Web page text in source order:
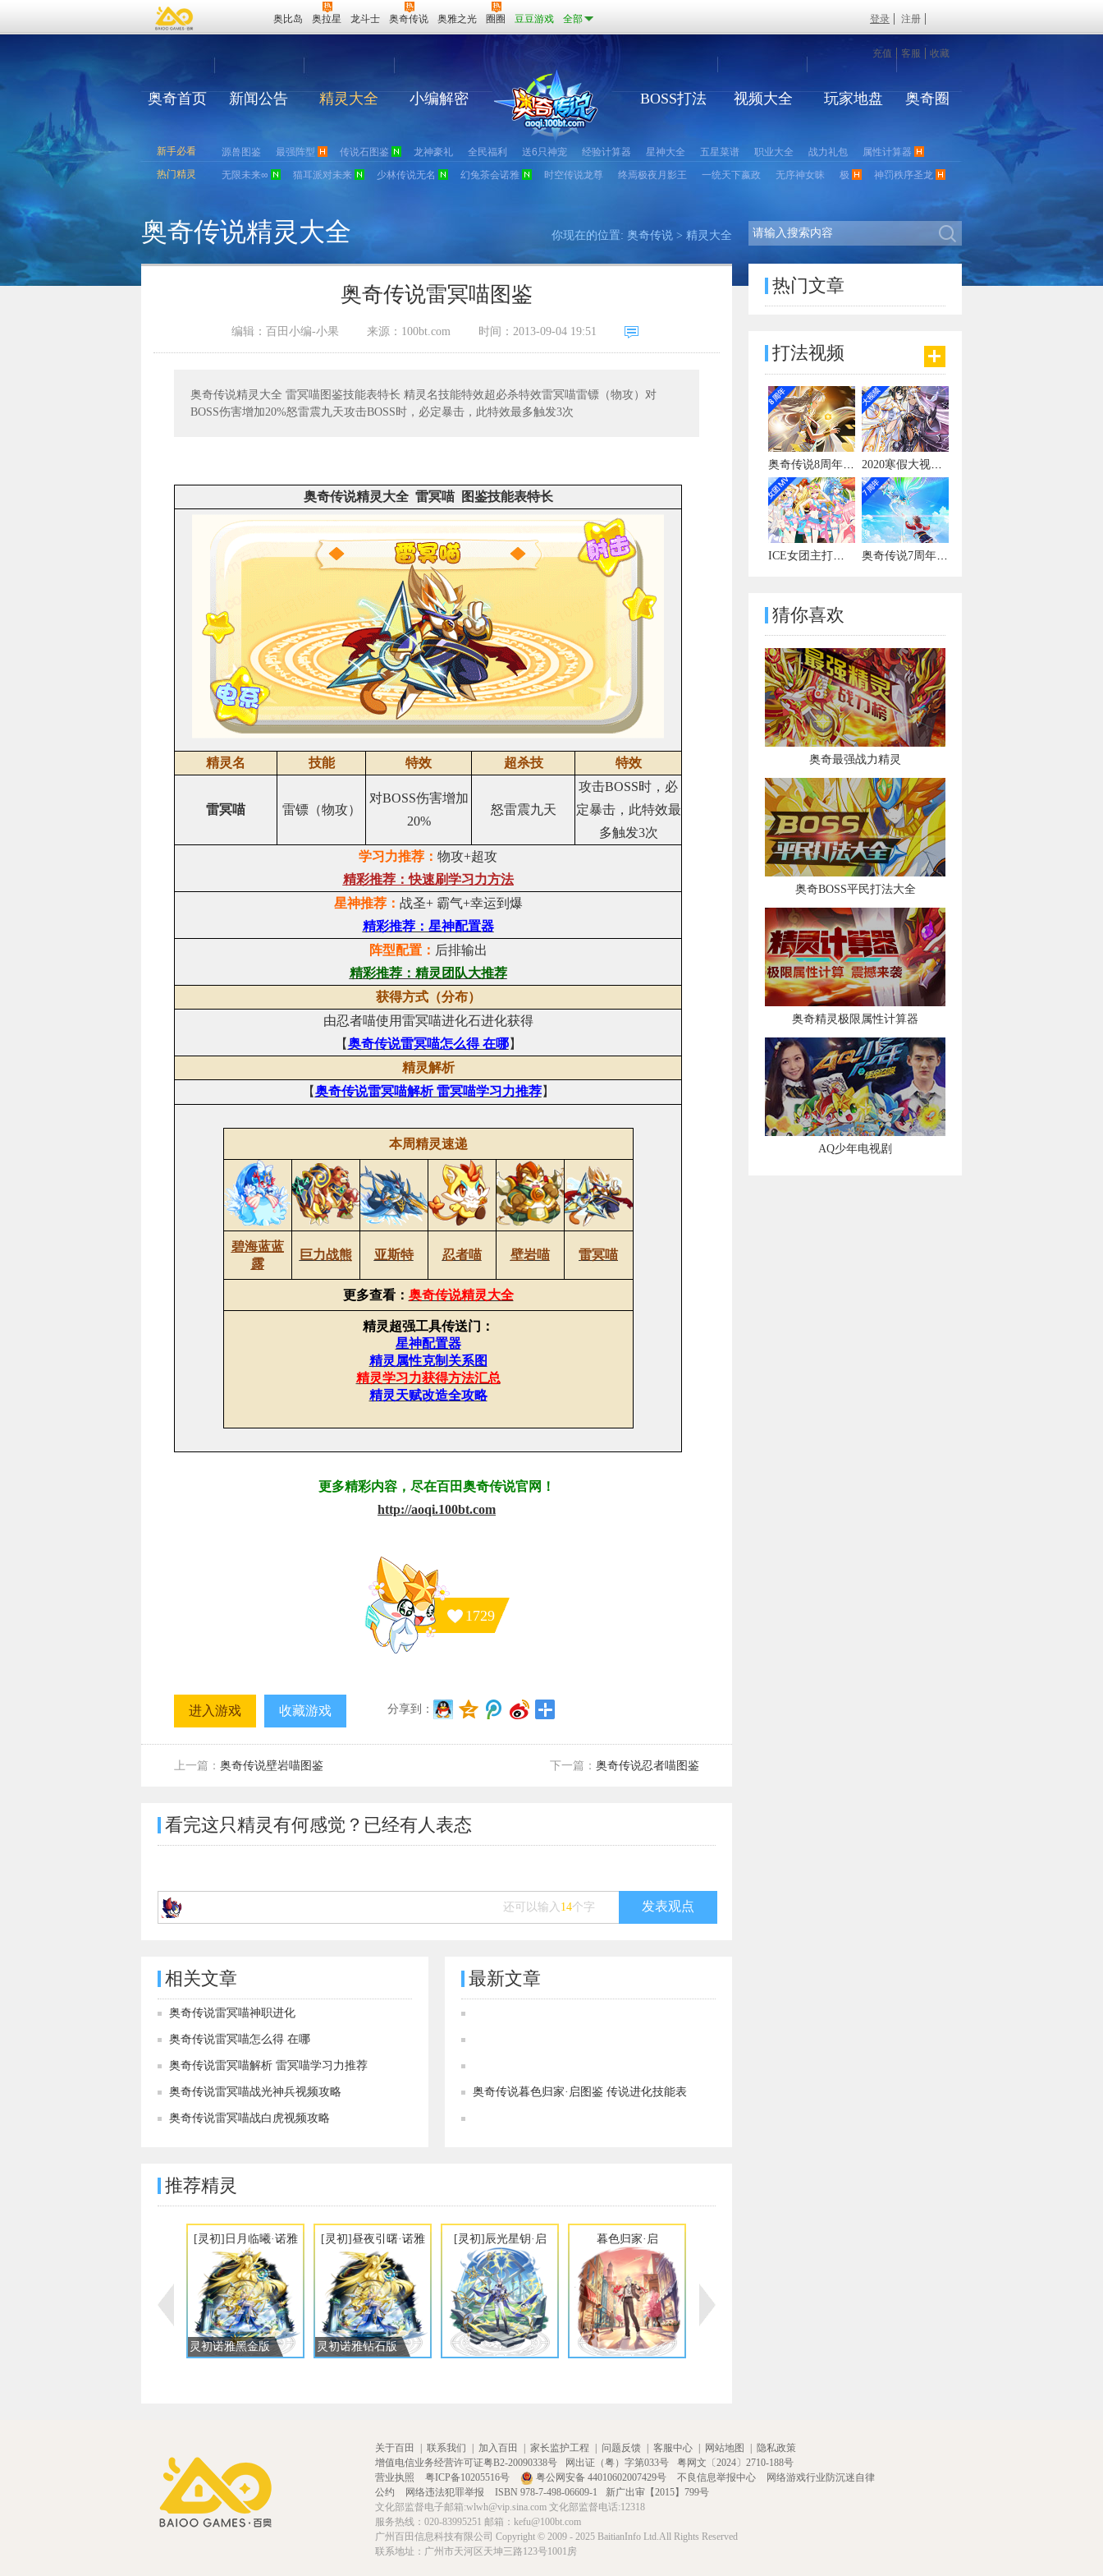
奥比岛 奥拉星 龙斗士 奥奇传说 奥雅之光 圈圈 豆豆游戏 全部 登录 注册
充值 客服 收藏
奥奇首页 新闻公告 精灵大全 小编解密 BOSS打法 视频大全 玩家地盘 奥奇圈
新手必看 源兽图鉴 最强阵型 传说石图鉴 龙神豪礼 全民福利 送6只神宠 经验计算器 星神大全 五星菜谱 职业大全 战力礼包
属性计算器
热门精灵
无限未来∞ 猫耳派对未来 少林传说无名 幻兔茶会诺雅 时空传说龙尊 终焉极夜月影王 一统天下嬴政 无序神女昧 极 神罚秩序圣龙
奥奇传说精灵大全 你现在的位置: 奥奇传说 > 精灵大全
奥奇传说雷冥喵图鉴
编辑：百田小编-小果 来源： 100bt.com 时间：2013-09-04 19:51
奥奇传说精灵大全 雷冥喵图鉴技能表特长 精灵名技能特效超必杀特效雷冥喵雷镖（物攻）对
BOSS伤害增加20%怒雷震九天攻击BOSS时，必定暴击，此特效最多触发3次
奥奇传说精灵大全 雷冥喵 图鉴技能表特长
精灵名 技能 特效 超杀技 特效
雷冥喵 雷镖（物攻）
对BOSS伤害增加
20%
怒雷震九天
攻击BOSS时，必
定暴击，此特效最
多触发3次
学习力推荐： 物攻+超攻
精彩推荐：快速刷学习力方法
星神推荐： 战圣+ 霸气+幸运到爆
精彩推荐：星神配置器
阵型配置： 后排输出
精彩推荐：精灵团队大推荐
获得方式（分布）
由忍者喵使用雷冥喵进化石进化获得
【奥奇传说雷冥喵怎么得 在哪】
精灵解析
【奥奇传说雷冥喵解析 雷冥喵学习力推荐】
本周精灵速递
碧海蓝蓝
露
巨力战熊 亚斯特 忍者喵 壁岩喵 雷冥喵
更多查看： 奥奇传说精灵大全
精灵超强工具传送门：
星神配置器
精灵属性克制关系图
精灵学习力获得方法汇总
精灵天赋改造全攻略
更多精彩内容，尽在百田奥奇传说官网！
http://aoqi.100bt.com
1729
进入游戏 收藏游戏 分享到：
上一篇： 奥奇传说壁岩喵图鉴 下一篇： 奥奇传说忍者喵图鉴
看完这只精灵有何感觉？已经有人表态
还可以输入 14个字 发表观点
相关文章
奥奇传说雷冥喵神职进化
奥奇传说雷冥喵怎么得 在哪
奥奇传说雷冥喵解析 雷冥喵学习力推荐
奥奇传说雷冥喵战光神兵视频攻略
奥奇传说雷冥喵战白虎视频攻略
最新文章
奥奇传说暮色归家·启图鉴 传说进化技能表
推荐精灵
[灵初]日月临曦·诺雅
灵初诺雅黑金版
[灵初]昼夜引曙·诺雅
灵初诺雅钻石版
[灵初]辰光星钥·启 暮色归家·启
热门文章
打法视频
猜你喜欢
奥奇最强战力精灵
奥奇BOSS平民打法大全
奥奇精灵极限属性计算器
AQ少年电视剧
关于百田 联系我们 加入百田 家长监护工程 问题反馈 客服中心 网站地图
隐私政策
增值电信业务经营许可证粤B2-20090338号
网出证（粤）字第033号
粤网文〔2024〕2710-188号
营业执照
粤ICP备10205516号 粤公网安备 44010602007429号 不良信息举报中心
网络游戏行业防沉迷自律
公约
网络违法犯罪举报 ISBN 978-7-498-06609-1
新广出审【2015】799号
文化部监督电子邮箱:wlwh@vip.sina.com 文化部监督电话:12318
服务热线：020-83995251 邮箱：kefu@100bt.com
广州百田信息科技有限公司 Copyright © 2009 - 2025 BaitianInfo Ltd.All Rights Reserved
联系地址：广州市天河区天坤三路123号1001房